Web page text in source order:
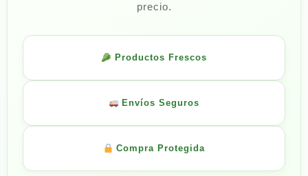
precio.
Productos Frescos
Envíos Seguros
Compra Protegida